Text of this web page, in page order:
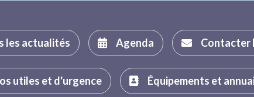
les actualités Agenda Contacter
utiles et d'urgence Équipements et